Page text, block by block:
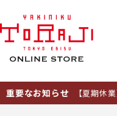
せ 【夏期休業】8月11日